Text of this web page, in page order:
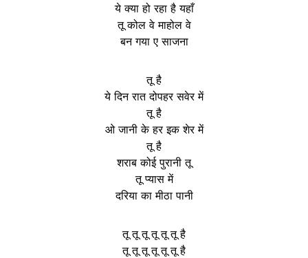
ये क्या हो रहा है यहाँ
तू कोल वे माहोल वे
बन गया ए साजना
तू है
ये दिन रात दोपहर सवेर में
तू है
ओ जानी के हर इक शेर में
तू है
शराब कोई पुरानी तू
तू प्यास में
दरिया का मीठा पानी
तू तू तू तू तू तू है
तू तू तू तू तू तू है